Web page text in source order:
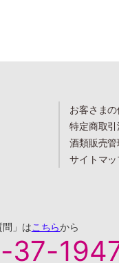
お客さま
特定商取
酒類販売
サイトマ
問」はこちらから
37-